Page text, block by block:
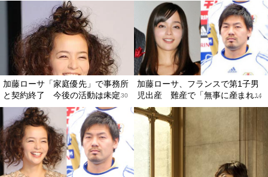
加藤ローサ「家庭優先」で事務所
と契約終了 今後の活動は未定
2013.06.30
加藤ローサ、フランスで第1子男
児出産 難産で「無事に産まれ...
2011.12.14